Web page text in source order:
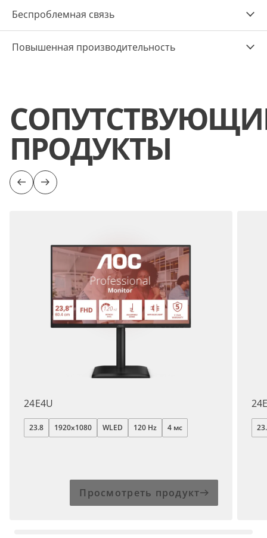
Беспроблемная связь
Повышенная производительность
ПРОДУКТЫ
Предыдущий
Следующий
24E4U
23.8 1920x1080 WLED 120 Hz 4 мс
Просмотреть продукт